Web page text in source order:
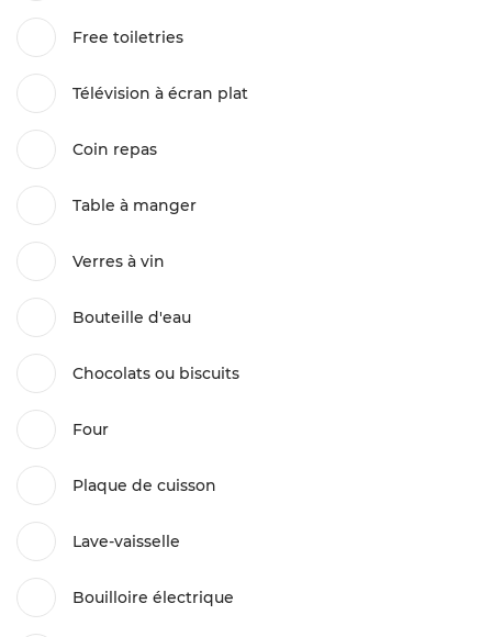
Free toiletries
Télévision à écran plat
Coin repas
Table à manger
Verres à vin
Bouteille d'eau
Chocolats ou biscuits
Four
Plaque de cuisson
Lave-vaisselle
Bouilloire électrique